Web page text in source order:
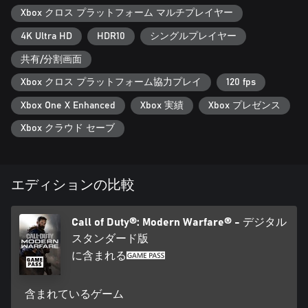
Xbox クロス プラットフォーム マルチプレイヤー
4K Ultra HD HDR10 シングルプレイヤー
共有/分割画面
Xbox クロス プラットフォーム協力プレイ 120 fps
Xbox One X Enhanced Xbox 実績 Xbox プレゼンス
Xbox クラウド セーブ
エディションの比較
Call of Duty®: Modern Warfare® - デジタル
スタンダード版
に含まれる
含まれているゲーム